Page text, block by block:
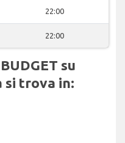
22:00
22:00
su
si trova in: